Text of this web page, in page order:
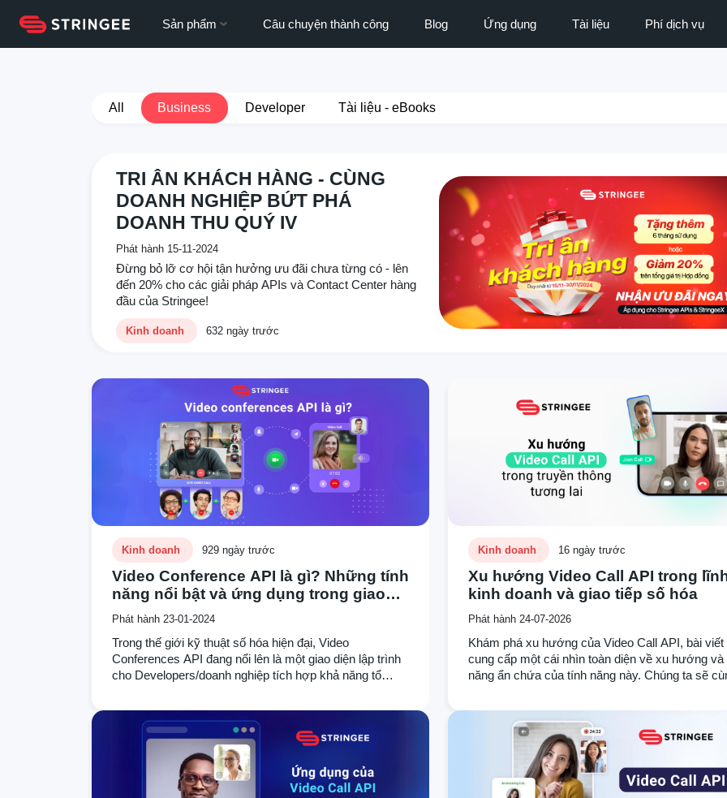
Sản phẩm Câu chuyện thành công Blog Ứng dụng Tài liệu Phí dịch vụ
All Business Developer Tài liệu - eBooks
TRI ÂN KHÁCH HÀNG - CÙNG
DOANH NGHIỆP BỨT PHÁ
DOANH THU QUÝ IV
Phát hành 15-11-2024
Đừng bỏ lỡ cơ hội tận hưởng ưu đãi chưa từng có - lên
đến 20% cho các giải pháp APIs và Contact Center hàng
đầu của Stringee!
Kinh doanh 632 ngày trước
Kinh doanh 929 ngày trước
Video Conference API là gì? Những tính
năng nổi bật và ứng dụng trong giao
tiếp kỹ thuật số
Phát hành 23-01-2024
Trong thế giới kỹ thuật số hóa hiện đại, Video
Conferences API đang nổi lên là một giao diện lập trình
cho Developers/doanh nghiệp tích hợp khả năng tổ
trong ứng dụng. Bài viết này sẽ giúp bạn hiểu rõ về
Video Conference API, những tính năng vượt trội và
cách ứng dụng trong kinh doanh.
Kinh doanh 16 ngày trước
Xu hướng Video Call API trong
kinh doanh và giao tiếp số hóa
Phát hành 24-07-2026
Khám phá xu hướng của Video Call API, bài viết
cung cấp một cái nhìn toàn diện về xu hướng và
năng ẩn chứa của tính năng này. Chúng ta sẽ
số hóa thông qua các case studies thực tế từ
Điều này sẽ mở ra một cánh cửa hoàn toàn mới
tương lai của giao tiếp kỹ thuật số.